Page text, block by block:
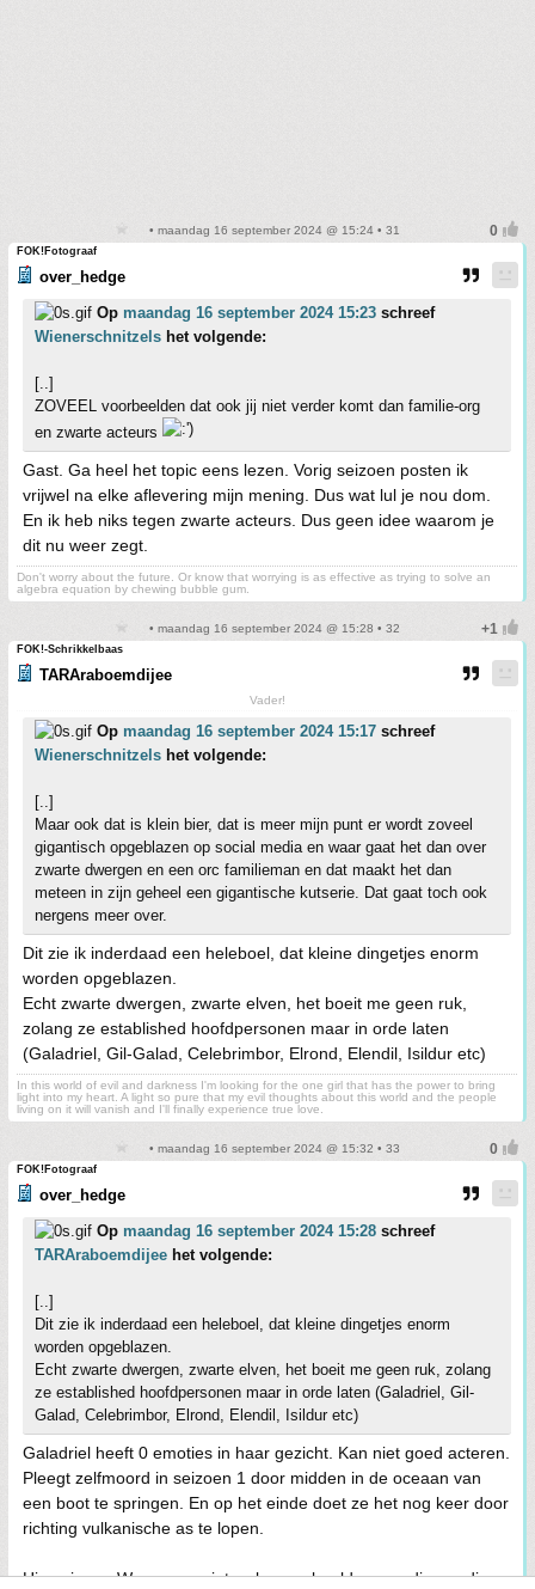
• maandag 16 september 2024 @ 15:24 • 31
FOK!Fotograaf
over_hedge
Op maandag 16 september 2024 15:23 schreef
Wienerschnitzels het volgende:
[..]
ZOVEEL voorbeelden dat ook jij niet verder komt dan familie-org
en zwarte acteurs
Gast. Ga heel het topic eens lezen. Vorig seizoen posten ik
vrijwel na elke aflevering mijn mening. Dus wat lul je nou dom.
En ik heb niks tegen zwarte acteurs. Dus geen idee waarom je
dit nu weer zegt.
Don't worry about the future. Or know that worrying is as effective as trying to solve an
algebra equation by chewing bubble gum.
• maandag 16 september 2024 @ 15:28 • 32
FOK!-Schrikkelbaas
TARAraboemdijee
Vader!
Op maandag 16 september 2024 15:17 schreef
Wienerschnitzels het volgende:
[..]
Maar ook dat is klein bier, dat is meer mijn punt er wordt zoveel
gigantisch opgeblazen op social media en waar gaat het dan over
zwarte dwergen en een orc familieman en dat maakt het dan
meteen in zijn geheel een gigantische kutserie. Dat gaat toch ook
nergens meer over.
Dit zie ik inderdaad een heleboel, dat kleine dingetjes enorm
worden opgeblazen.
Echt zwarte dwergen, zwarte elven, het boeit me geen ruk,
zolang ze established hoofdpersonen maar in orde laten
(Galadriel, Gil-Galad, Celebrimbor, Elrond, Elendil, Isildur etc)
In this world of evil and darkness I'm looking for the one girl that has the power to bring
light into my heart. A light so pure that my evil thoughts about this world and the people
living on it will vanish and I'll finally experience true love.
• maandag 16 september 2024 @ 15:32 • 33
FOK!Fotograaf
over_hedge
Op maandag 16 september 2024 15:28 schreef
TARAraboemdijee het volgende:
[..]
Dit zie ik inderdaad een heleboel, dat kleine dingetjes enorm
worden opgeblazen.
Echt zwarte dwergen, zwarte elven, het boeit me geen ruk, zolang
ze established hoofdpersonen maar in orde laten (Galadriel, Gil-
Galad, Celebrimbor, Elrond, Elendil, Isildur etc)
Galadriel heeft 0 emoties in haar gezicht. Kan niet goed acteren.
Pleegt zelfmoord in seizoen 1 door midden in de oceaan van
een boot te springen. En op het einde doet ze het nog keer door
richting vulkanische as te lopen.
Hier wiener. Weer paar niet woke voorbeelden van dingen die